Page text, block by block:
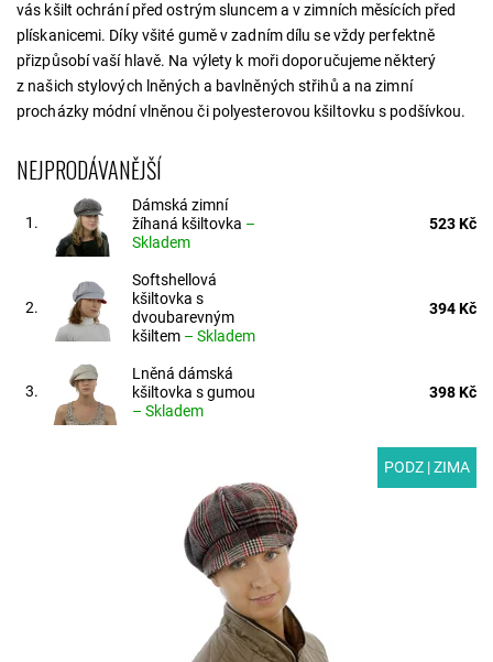
vás kšilt ochrání před ostrým sluncem a v zimních měsících před
plískanicemi. Díky všité gumě v zadním dílu se vždy perfektně
přizpůsobí vaší hlavě. Na výlety k moři doporučujeme některý
z našich stylových lněných a bavlněných střihů a na zimní
procházky módní vlněnou či polyesterovou kšiltovku s podšívkou.
NEJPRODÁVANĚJŠÍ
1.
Dámská zimní
žíhaná kšiltovka –
Skladem
523 Kč
2.
Softshellová
kšiltovka s
dvoubarevným
kšiltem – Skladem
394 Kč
3.
Lněná dámská
kšiltovka s gumou
– Skladem
398 Kč
PODZ | ZIMA
MODEL: T05-55 | Stylová dámská zimní kšiltovka s károvým
vzorem. Díky vlněnému materiálu, podšívce a všité gumě vás
vždy udrží v teple.Nevíte jakou...
Skladem
T05-55/S